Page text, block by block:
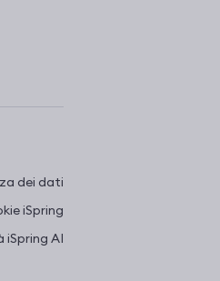
dei dati
iSpring
AI